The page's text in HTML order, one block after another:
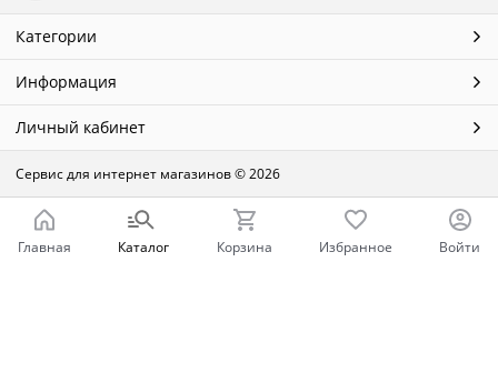
Категории
Информация
Личный кабинет
Сервис для интернет магазинов© 2026
Главная Каталог Корзина Избранное Войти